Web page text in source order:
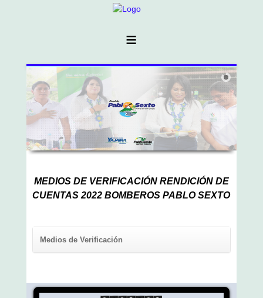
≡
MEDIOS DE VERIFICACIÓN RENDICIÓN DE
CUENTAS 2022 BOMBEROS PABLO SEXTO
Medios de Verificación